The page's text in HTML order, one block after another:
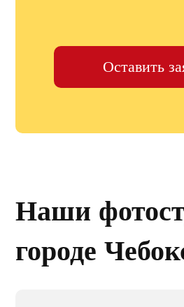
Оставить
Наши
городе